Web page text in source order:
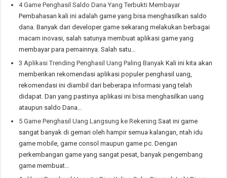
4 Game Penghasil Saldo Dana Yang Terbukti Membayar
Pembahasan kali ini adalah game yang bisa menghasilkan saldo
dana. Banyak dari developer game sekarang melakukan berbagai
macam inovasi, salah satunya membuat aplikasi game yang
membayar para pemainnya. Salah satu…
3 Aplikasi Trending Penghasil Uang Paling Banyak Kali ini kita akan
memberikan rekomendasi aplikasi populer penghasil uang,
rekomendasi ini diambil dari beberapa informasi yang telah
didapat. Dan yang pastinya aplikasi ini bisa menghasilkan uang
ataupun saldo Dana…
5 Game Penghasil Uang Langsung ke Rekening Saat ini game
sangat banyak di gemari oleh hampir semua kalangan, ntah idu
game mobile, game consol maupun game pc. Dengan
perkembangan game yang sangat pesat, banyak pengembang
game membuat…